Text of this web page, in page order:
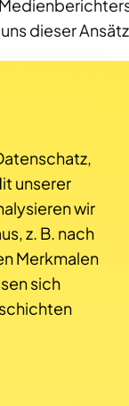
dieser
unserer
wir
z. B. nach
Merkmalen
sich